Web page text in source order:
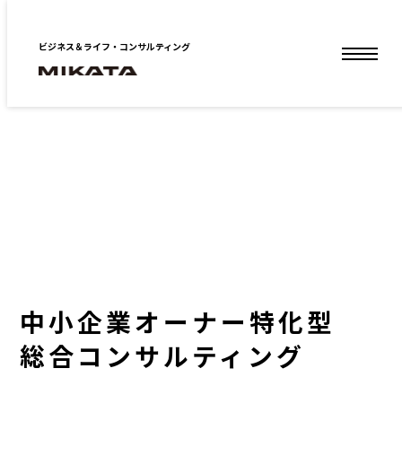
ビジネス＆ライフ・コンサルティング
中小企業オーナー特化型
総合コンサルティング